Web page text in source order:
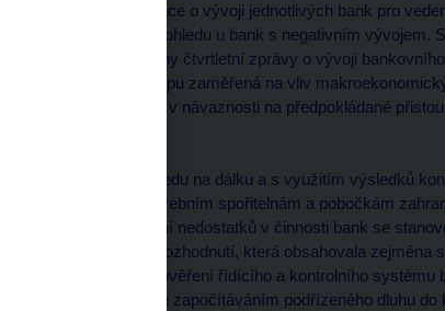
měsíční signální informace o vývoji jednotlivých bank pro
a opatření bankovního dohledu u bank s negativním vývojem.
standardně zpracovávány čtvrtletní zprávy o vývoji
ČNB, analýza nového typu zaměřená na vliv
odhad budoucích trendů v návaznosti na předpokládané
Na základě zjištění dohledu na dálku a s využitím výsledků
celkem 13 bankám, stavebním spořitelnám a pobočkám
požadavku na odstranění nedostatků v činnosti bank se
řízení bylo vydáno 126 rozhodnutí, která obsahovala
rozsahu požadavků na ověření řídícího a kontrolního
hromadami, souhlasy se započítáváním podřízeného dluhu